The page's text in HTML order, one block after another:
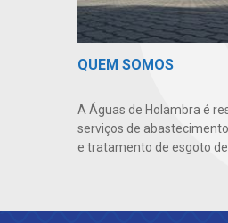
QUEM SOMOS
A Águas de Holambra é
serviços de
e tratamento de esgoto